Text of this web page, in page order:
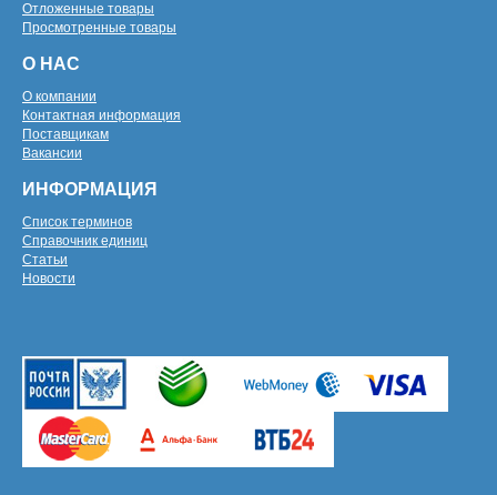
Отложенные товары
Просмотренные товары
О НАС
О компании
Контактная информация
Поставщикам
Вакансии
ИНФОРМАЦИЯ
Список терминов
Справочник единиц
Статьи
Новости